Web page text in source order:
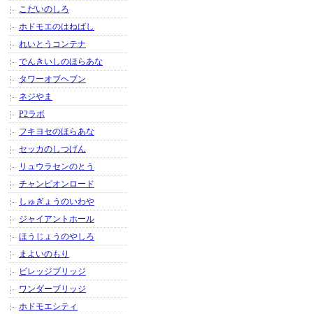
こだいのしろ
ホドモエのはねばし
れいとうコンテナ
でんきいしのほらあな
タワーオブヘブン
ネジやま
P2ラボ
フキヨセのほらあな
セッカのしつげん
リュウラセンのとう
チャンピオンロード
しゅぎょうのいわや
ジャイアントホール
ほうじょうのやしろ
まよいのもり
ビレッジブリッジ
ワンダーブリッジ
ホドモエシティ